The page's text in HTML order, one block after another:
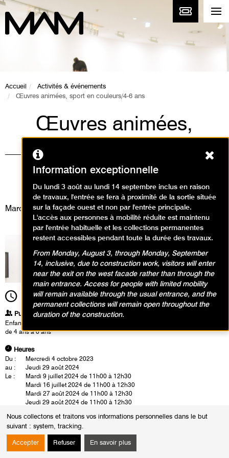
Nous collectons et traitons vos informations personnelles dans le but
suivant : system, tracking.
Accepter Refuser En savoir plus
Accueil
Activités & événements
Œuvres animées, sport en couleurs/4-6 ans
Œuvres animées,
sport en couleurs/4-
6 ans
Animations / Visite animation
Mardi 9 juillet 2024
11h00 Durée1h30
Publics
Enfants / Ados
de 4 ans à 6 ans
Heures
Du :
Mercredi 4 octobre 2023
au :
Jeudi 29 août 2024
Le :
Mardi 9 juillet 2024 de 11h00 à 12h30
Mardi 16 juillet 2024 de 11h00 à 12h30
Mardi 27 août 2024 de 11h00 à 12h30
Jeudi 29 août 2024 de 11h00 à 12h30
Dans les collections : atelier créatif pour les mini-sportifs
Les œuvres d’art modernes nous transportent dans l’univers captivant du
une symphonie visuelle. Les enfants admirent plus particulièrement les
Information exceptionnelle
Du lundi 3 août au lundi 14 septembre inclus en raison
de travaux, l'entrée se fera à proximité de la sortie située
sur la façade ouest et non par l'entrée principale.
L'accès aux personnes à mobilité réduite est maintenu
par l'entrée habituelle et les collections permanentes
restent accessibles pendant toute la durée des travaux.
From Monday, August 3, through Monday, September
14, inclusive, due to construction work, visitors will enter
near the exit on the west facade rather than through the
main entrance. Access for people with limited mobility
will remain available through the usual entrance, and the
permanent collections will remain open throughout the
duration of the construction.